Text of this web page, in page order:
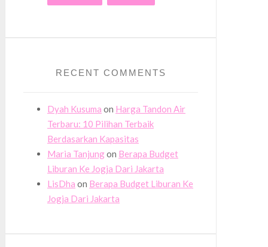
RECENT COMMENTS
Dyah Kusuma on Harga Tandon Air
Terbaru: 10 Pilihan Terbaik
Berdasarkan Kapasitas
Maria Tanjungon Berapa Budget
Liburan Ke Jogja Dari Jakarta
LisDha on Berapa Budget Liburan Ke
Jogja Dari Jakarta